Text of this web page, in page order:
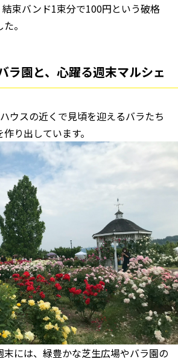
束バンド1束分で100円という破格
。
ラ園と、心躍る週末マルシェ
ウスの近くで見頃を迎えるバラたち
り出しています。
末には、緑豊かな芝生広場やバラ園の